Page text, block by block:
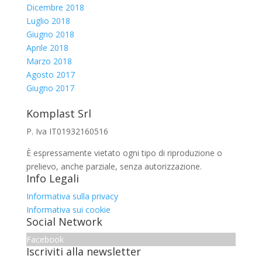
Dicembre 2018
Luglio 2018
Giugno 2018
Aprile 2018
Marzo 2018
Agosto 2017
Giugno 2017
Komplast Srl
P. Iva IT01932160516
È espressamente vietato ogni tipo di riproduzione o
prelievo, anche parziale, senza autorizzazione.
Info Legali
Informativa sulla privacy
Informativa sui cookie
Social Network
Facebook
Iscriviti alla newsletter